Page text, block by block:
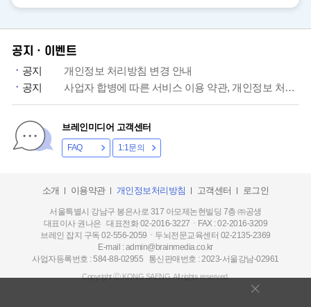
공지ㆍ이벤트
공지
개인정보 처리방침 변경 안내
공지
사업자 합병에 따른 서비스 이용 약관, 개인정보 처리방침 개정 안내
브레인미디어 고객센터
FAQ 1:1문의
소개 이용약관 개인정보처리방침 고객센터 로그인
서울특별시 강남구 봉은사로 317 아모제논현빌딩 7층 ㈜공생
대표이사 권나은 대표전화 02-2016-3227ㆍFAX : 02-2016-3209
브레인 잡지 구독 02-556-2059ㆍ두뇌전문교육센터 02-2135-2369
E-mail : admin@brainmedia.co.kr
사업자등록번호 : 584-88-02955 통신판매번호 : 2023-서울강남-02961
Copyright ⓒ KONG SAENG. All rights reserved.